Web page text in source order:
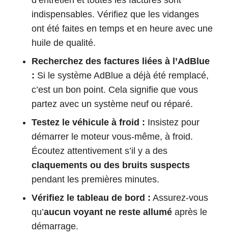
indispensables. Vérifiez que les vidanges
ont été faites en temps et en heure avec une
huile de qualité.
Recherchez des factures liées à l’AdBlue
: Si le système AdBlue a déjà été remplacé,
c’est un bon point. Cela signifie que vous
partez avec un système neuf ou réparé.
Testez le véhicule à froid : Insistez pour
démarrer le moteur vous-même, à froid.
Écoutez attentivement s’il y a des
claquements ou des bruits suspects
pendant les premières minutes.
Vérifiez le tableau de bord : Assurez-vous
qu’aucun voyant ne reste allumé après le
démarrage.